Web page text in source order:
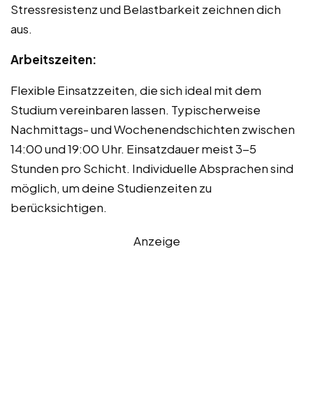
Stressresistenz und Belastbarkeit zeichnen dich
aus.
Arbeitszeiten:
Flexible Einsatzzeiten, die sich ideal mit dem
Studium vereinbaren lassen. Typischerweise
Nachmittags- und Wochenendschichten zwischen
14:00 und 19:00 Uhr. Einsatzdauer meist 3-5
Stunden pro Schicht. Individuelle Absprachen sind
möglich, um deine Studienzeiten zu
berücksichtigen.
Anzeige